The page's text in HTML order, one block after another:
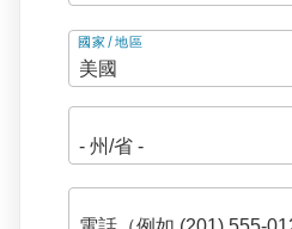
地
址
國家/地區